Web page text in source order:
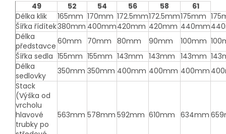
49 52 54 56 58
61
Délka klik
165mm 170mm 172.5mm172.5mm175mm
Šířka řídítek380mm 400mm420mm 420mm 440mm
Délka
představce 60mm 70mm 80mm 90mm 100mm
Šířka sedla 155mm 155mm 143mm 143mm 143mm
Délka
sedlovky
350mm 350mm 400mm 400mm 400mm
Stack
(Výška od
vrcholu
hlavové
trubky po
563mm 578mm 592mm 610mm 634mm